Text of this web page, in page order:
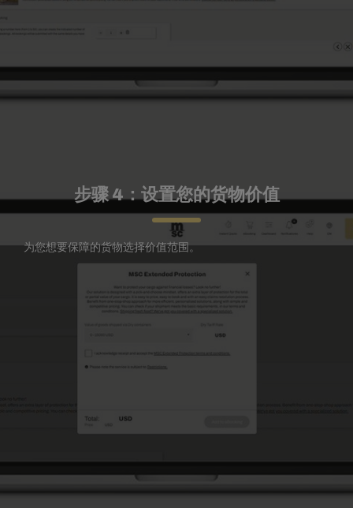
步骤 4：设置您的货物价值
为您想要保障的货物选择价值范围。